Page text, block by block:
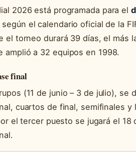
2026 está programada para el
según el calendario oficial de la
el torneo durará 39 días, el más
amplió a 32 equipos en 1998.
final
(11 de junio – 3 de julio), se
cuartos de final, semifinales y
el tercer puesto se jugará el 18